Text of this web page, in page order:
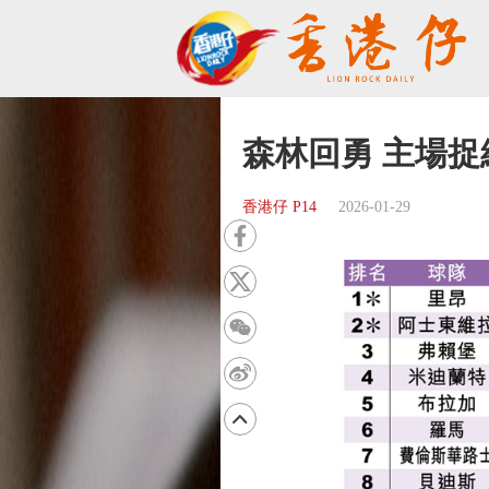
森林回勇 主場捉
香港仔 P14 2026-01-29